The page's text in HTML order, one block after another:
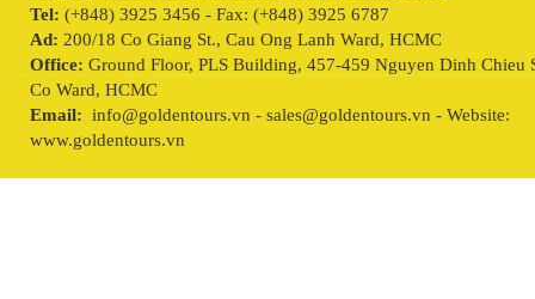
Tel: (+848) 3925 3456 - Fax: (+848) 3925 6787
Ad: 200/18 Co Giang St., Cau Ong Lanh Ward, HCMC
Office: Ground Floor, PLS Building, 457-459 Nguyen Dinh Chieu
Co Ward, HCMC
Email: info@goldentours.vn - sales@goldentours.vn - Website:
www.goldentours.vn